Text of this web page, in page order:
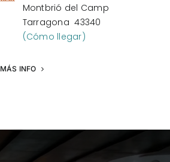
Montbrió del Camp
Tarragona 43340
(Cómo llegar)
MÁS INFO